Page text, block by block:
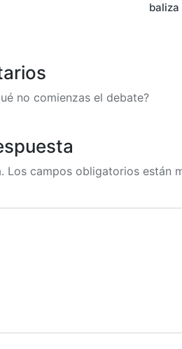
no comienzas el debate?
Los campos obligatorios están